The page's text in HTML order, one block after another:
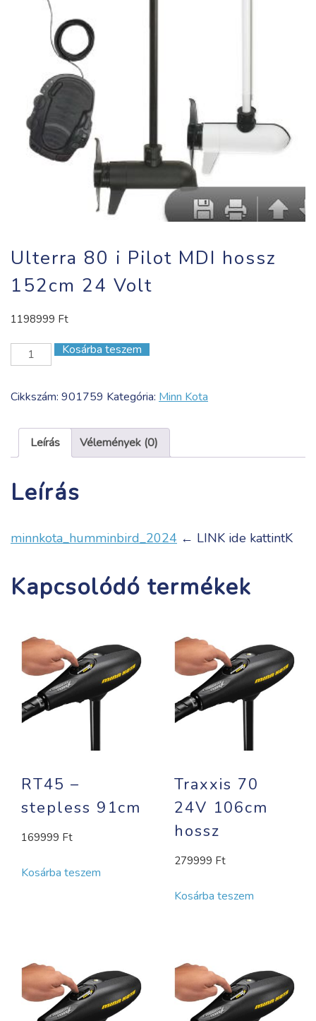
Ulterra 80 i Pilot MDI hossz
152cm 24 Volt
1198999 Ft
Ulterra
80
Pilot
hossz
152cm
Volt
mennyiség
Kosárba teszem
Cikkszám: 901759 Kategória: Minn Kota
Leírás Vélemények (0)
Leírás
minnkota_humminbird_2024 ← LINK ide kattintK
Kapcsolódó termékek
RT45 –
stepless 91cm
169999 Ft
Kosárba teszem
Traxxis 70
24V 106cm
hossz
279999 Ft
Kosárba teszem